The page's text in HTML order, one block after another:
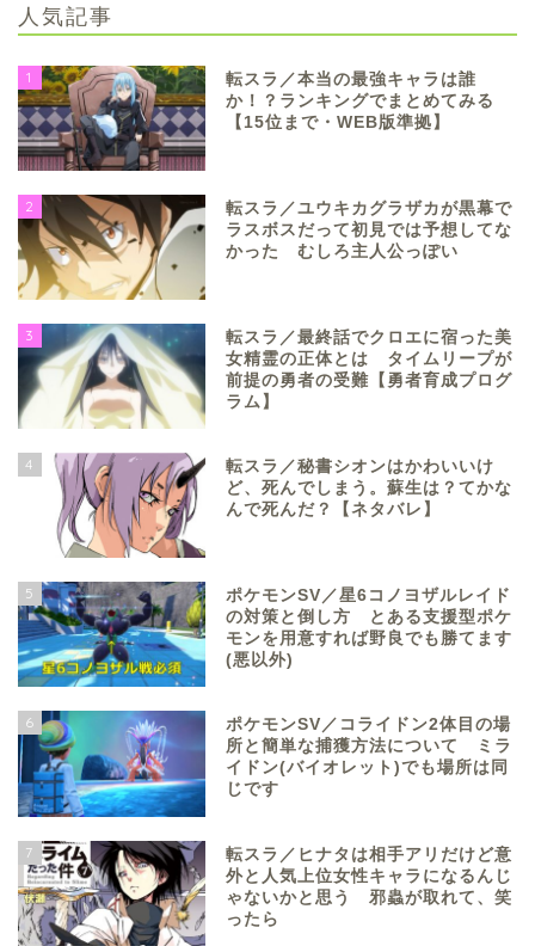
人気記事
1
転スラ／本当の最強キャラは誰
か！？ランキングでまとめてみる
【15位まで・WEB版準拠】
2
転スラ／ユウキカグラザカが黒幕で
ラスボスだって初見では予想してな
かった むしろ主人公っぽい
3
転スラ／最終話でクロエに宿った美
女精霊の正体とは タイムリープが
前提の勇者の受難【勇者育成プログ
ラム】
4
転スラ／秘書シオンはかわいいけ
ど、死んでしまう。蘇生は？てかな
んで死んだ？【ネタバレ】
5
ポケモンSV／星6コノヨザルレイド
の対策と倒し方 とある支援型ポケ
モンを用意すれば野良でも勝てます
(悪以外)
6
ポケモンSV／コライドン2体目の場
所と簡単な捕獲方法について ミラ
イドン(バイオレット)でも場所は同
じです
7
転スラ／ヒナタは相手アリだけど意
外と人気上位女性キャラになるんじ
ゃないかと思う 邪蟲が取れて、笑
ったら